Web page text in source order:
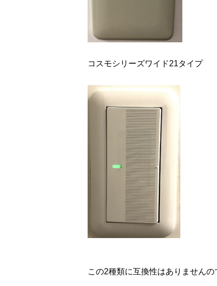
コスモシリーズワイド21タイプ
この2種類に互換性はありません